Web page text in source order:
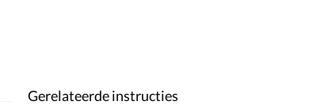
Gerelateerde instructies